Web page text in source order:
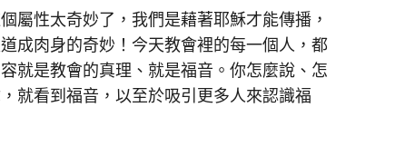
屬性太奇妙了，我們是藉著耶穌才能傳播，
成肉身的奇妙！今天教會裡的每一個人，都
就是教會的真理、就是福音。你怎麼說、怎
就看到福音，以至於吸引更多人來認識福